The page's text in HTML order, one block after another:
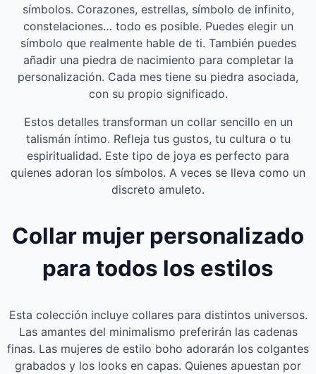
símbolos. Corazones, estrellas, símbolo de infinito,
constelaciones… todo es posible. Puedes elegir un
símbolo que realmente hable de ti. También puedes
añadir una piedra de nacimiento para completar la
personalización. Cada mes tiene su piedra asociada,
con su propio significado.
Estos detalles transforman un collar sencillo en un
talismán íntimo. Refleja tus gustos, tu cultura o tu
espiritualidad. Este tipo de joya es perfecto para
quienes adoran los símbolos. A veces se lleva como un
discreto amuleto.
Collar mujer personalizado
para todos los estilos
Esta colección incluye collares para distintos universos.
Las amantes del minimalismo preferirán las cadenas
finas. Las mujeres de estilo boho adorarán los colgantes
grabados y los looks en capas. Quienes apuestan por